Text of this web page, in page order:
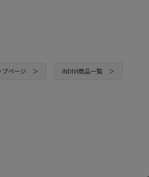
プページ ＞ INDIVI商品一覧 ＞